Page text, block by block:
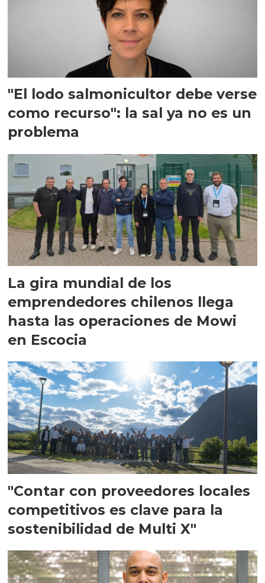
"El lodo salmonicultor debe verse
como recurso": la sal ya no es un
problema
La gira mundial de los
emprendedores chilenos llega
hasta las operaciones de Mowi
en Escocia
"Contar con proveedores locales
competitivos es clave para la
sostenibilidad de Multi X"